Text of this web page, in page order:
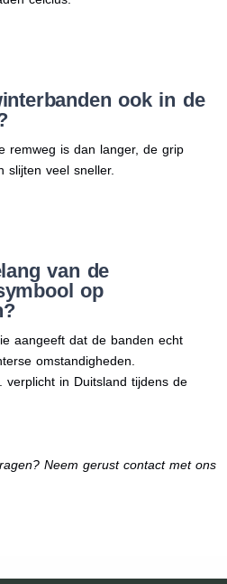
ook in de
remweg is dan langer, de grip
slijten veel sneller.
van de
op
aangeeft dat de banden echt
omstandigheden.
verplicht in Duitsland tijdens de
Neem gerust contact met ons